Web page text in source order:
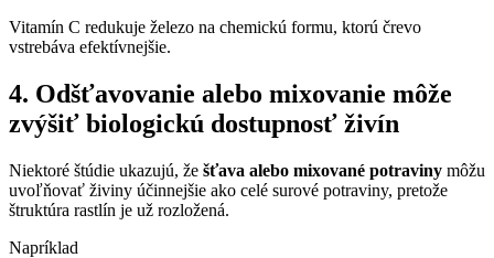
Vitamín C redukuje železo na chemickú formu, ktorú črevo
vstrebáva efektívnejšie.
4. Odšťavovanie alebo mixovanie môže
zvýšiť biologickú dostupnosť živín
Niektoré štúdie ukazujú, že šťava alebo mixované potraviny môžu
uvoľňovať živiny účinnejšie ako celé surové potraviny, pretože
štruktúra rastlín je už rozložená.
Napríklad